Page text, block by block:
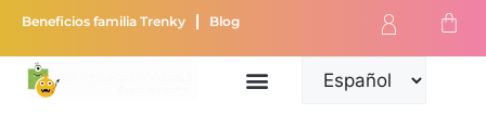
Beneficios familia Trenky Blog